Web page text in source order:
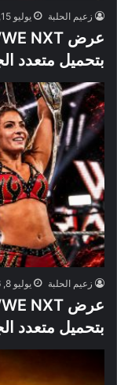
زعيم الحلبة يوليو 15, 2026
بتحميل متعدد
زعيم الحلبة يوليو 8, 2026
بتحميل متعدد